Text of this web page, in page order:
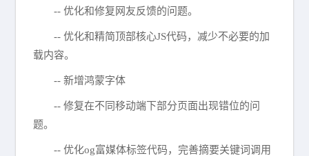
-- 优化和修复网友反馈的问题。
-- 优化和精简顶部核心JS代码，减少不必要的加
载内容。
-- 新增鸿蒙字体
-- 修复在不同移动端下部分页面出现错位的问
题。
-- 优化og富媒体标签代码，完善摘要关键词调用